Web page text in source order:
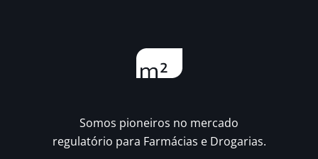
Somos pioneiros no mercado
regulatório para Farmácias e Drogarias.